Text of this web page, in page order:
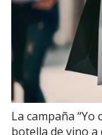
La campaña
botella de vino